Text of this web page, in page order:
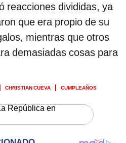
reacciones divididas, ya
que era propio de su
mientras que otros
demasiadas cosas para
CHRISTIAN CUEVA CUMPLEAÑOS
República en